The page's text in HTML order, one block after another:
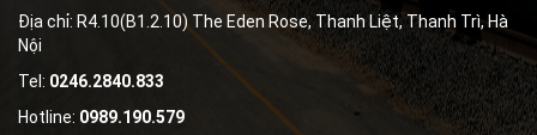
Địa chỉ: R4.10(B1.2.10) The Eden Rose, Thanh Liệt, Thanh Trì, Hà
Nội
Tel: 0246.2840.833
Hotline: 0989.190.579